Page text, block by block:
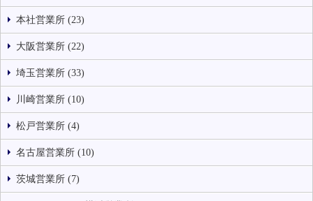
本社営業所 (23)
大阪営業所 (22)
埼玉営業所 (33)
川崎営業所 (10)
松戸営業所 (4)
名古屋営業所 (10)
茨城営業所 (7)